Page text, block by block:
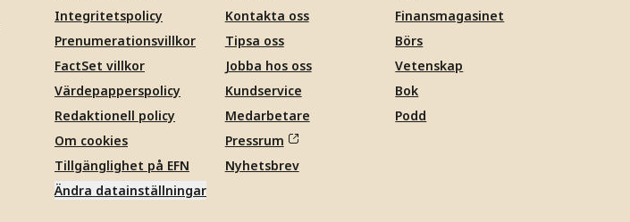
Integritetspolicy
Prenumerationsvillkor
FactSet villkor
Värdepapperspolicy
Redaktionell policy
Om cookies
Tillgänglighet på EFN
Ändra datainställningar
Kontakta oss
Tipsa oss
Jobba hos oss
Kundservice
Medarbetare
Pressrum
Nyhetsbrev
Finansmagasinet
Börs
Vetenskap
Bok
Podd